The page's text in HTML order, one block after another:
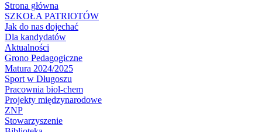
Strona główna
SZKOŁA PATRIOTÓW
Jak do nas dojechać
Dla kandydatów
Aktualności
Grono Pedagogiczne
Matura 2024/2025
Sport w Długoszu
Pracownia biol-chem
Projekty międzynarodowe
ZNP
Stowarzyszenie